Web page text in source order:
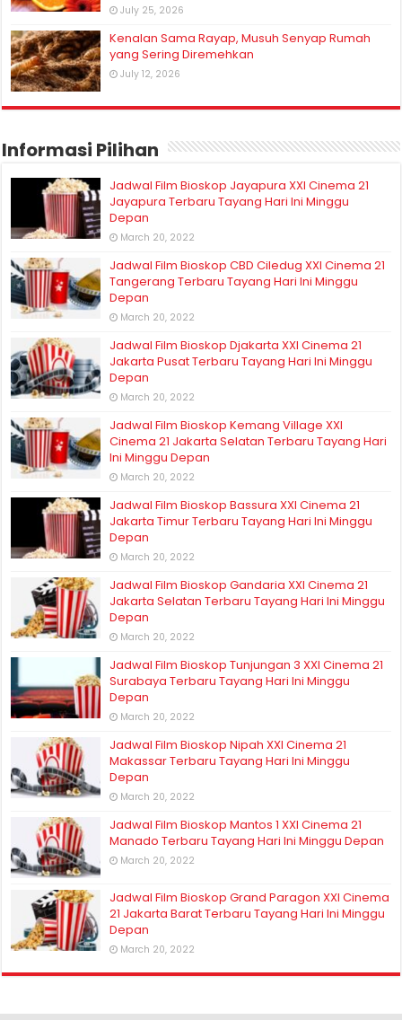
July 25, 2026
Kenalan Sama Rayap, Musuh Senyap Rumah
yang Sering Diremehkan
July 12, 2026
Informasi Pilihan
Jadwal Film Bioskop Jayapura XXI Cinema 21
Jayapura Terbaru Tayang Hari Ini Minggu
Depan
March 20, 2022
Jadwal Film Bioskop CBD Ciledug XXI Cinema 21
Tangerang Terbaru Tayang Hari Ini Minggu
Depan
March 20, 2022
Jadwal Film Bioskop Djakarta XXI Cinema 21
Jakarta Pusat Terbaru Tayang Hari Ini Minggu
Depan
March 20, 2022
Jadwal Film Bioskop Kemang Village XXI
Cinema 21 Jakarta Selatan Terbaru Tayang Hari
Ini Minggu Depan
March 20, 2022
Jadwal Film Bioskop Bassura XXI Cinema 21
Jakarta Timur Terbaru Tayang Hari Ini Minggu
Depan
March 20, 2022
Jadwal Film Bioskop Gandaria XXI Cinema 21
Jakarta Selatan Terbaru Tayang Hari Ini Minggu
Depan
March 20, 2022
Jadwal Film Bioskop Tunjungan 3 XXI Cinema 21
Surabaya Terbaru Tayang Hari Ini Minggu
Depan
March 20, 2022
Jadwal Film Bioskop Nipah XXI Cinema 21
Makassar Terbaru Tayang Hari Ini Minggu
Depan
March 20, 2022
Jadwal Film Bioskop Mantos 1 XXI Cinema 21
Manado Terbaru Tayang Hari Ini Minggu Depan
March 20, 2022
Jadwal Film Bioskop Grand Paragon XXI Cinema
21 Jakarta Barat Terbaru Tayang Hari Ini Minggu
Depan
March 20, 2022